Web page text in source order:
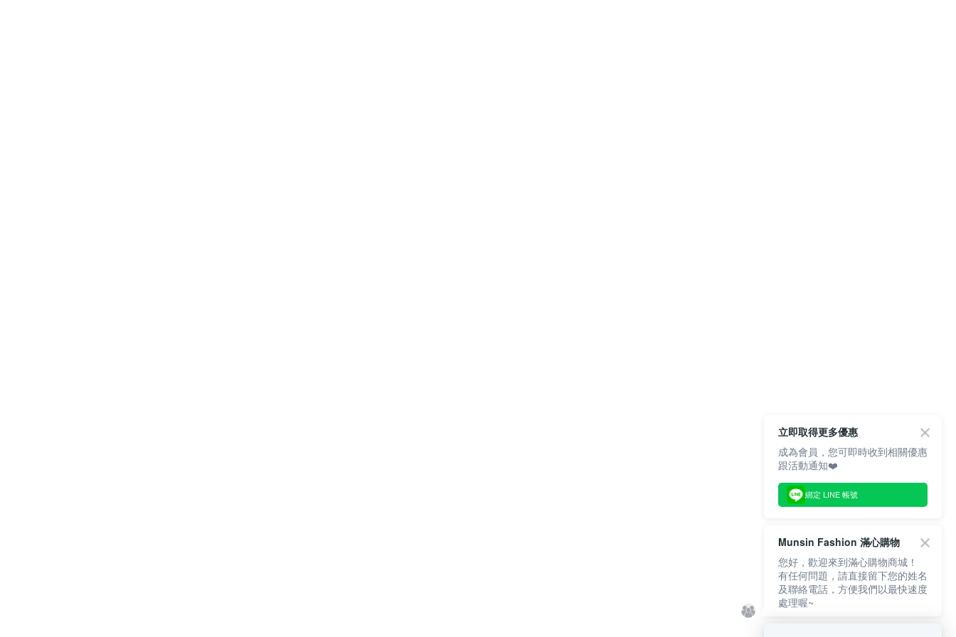
立即取得更多優惠
成為會員，您可即時收到相關優惠
跟活動通知❤️
綁定 LINE 帳號
Munsin Fashion 滿心購物
您好，歡迎來到滿心購物商城！
有任何問題，請直接留下您的姓名
及聯絡電話，方便我們以最快速度
處理喔~